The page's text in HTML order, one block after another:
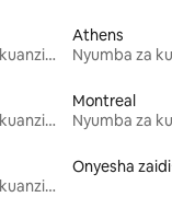
Nyumba za kupanga kuanzia mwezi mmoja
Athens
Nyumba za kupanga kuanzia mwezi mmoja
Montreal
Nyumba za kupanga kuanzia mwezi mmoja
Onyesha zaidi